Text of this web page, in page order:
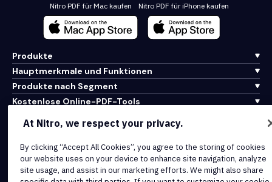
Nitro PDF für Mac kaufen Nitro PDF für iPhone kaufen
Produkte
Hauptmerkmale und Funktionen
Produkte nach Segment
Kostenlose Online-PDF-Tools
Bibliothek für Bildung und Einblicke
Partner
Info
Kontakt mit Nitro aufnehmen
At Nitro, we respect your privacy.
By clicking “Accept All Cookies”, you agree to the storing of cookies
our website uses on your device to enhance site navigation, analyze
site usage, and assist in our marketing efforts. We might also share